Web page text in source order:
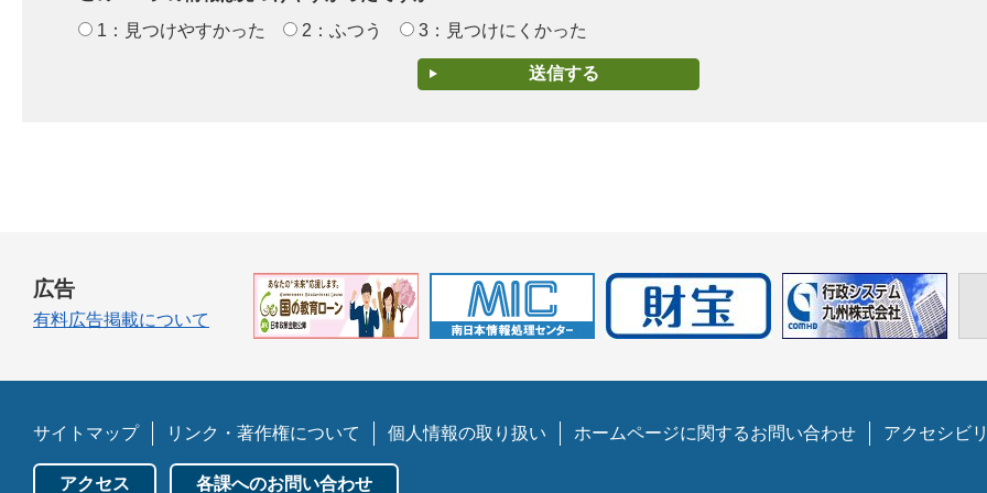
1：見つけやすかった
2：ふつう 3：見つけにくかった
広告
有料広告掲載について
サイトマップ リンク・著作権について 個人情報の取り扱い ホームページに関するお問い合わせ アクセシビ
アクセス 各課へのお問い合わせ